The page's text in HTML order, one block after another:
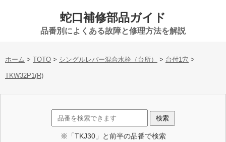
蛇口補修部品ガイド
品番別によくある故障と修理方法を解説
ホーム > TOTO > シングルレバー混合水栓（台所） > 台付1穴 >
TKW32P1(R)
※「TKJ30」と前半の品番で検索